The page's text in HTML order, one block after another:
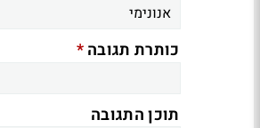
כותרת תגובה*
תוכן התגובה